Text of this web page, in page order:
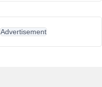
Advertisement